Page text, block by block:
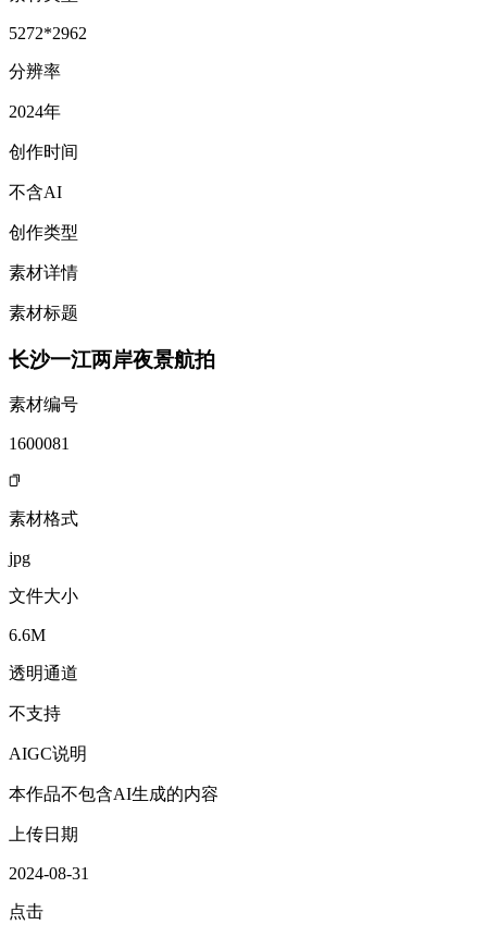
5272*2962
分辨率
2024年
创作时间
不含AI
创作类型
素材详情
素材标题
长沙一江两岸夜景航拍
素材编号
1600081
素材格式
jpg
文件大小
6.6M
透明通道
不支持
AIGC说明
本作品不包含AI生成的内容
上传日期
2024-08-31
点击